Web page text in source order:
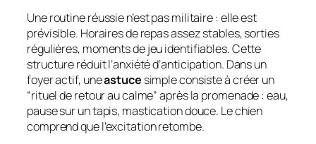
Une routine réussie n’est pas militaire : elle est
prévisible. Horaires de repas assez stables, sorties
régulières, moments de jeu identifiables. Cette
structure réduit l’anxiété d’anticipation. Dans un
foyer actif, uneastuce simple consiste à créer un
“rituel de retour au calme” après la promenade : eau,
pause sur un tapis, mastication douce. Le chien
comprend que l’excitation retombe.